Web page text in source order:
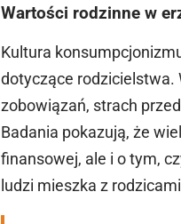
Wartości rodzinne w
Kultura
dotyczące rodzicielstwa.
zobowiązań, strach
Badania pokazują, że
finansowej, ale i o tym,
ludzi mieszka z